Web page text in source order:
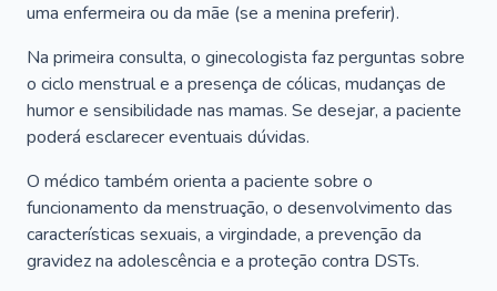
uma enfermeira ou da mãe (se a menina preferir).
Na primeira consulta, o ginecologista faz perguntas sobre
o ciclo menstrual e a presença de cólicas, mudanças de
humor e sensibilidade nas mamas. Se desejar, a paciente
poderá esclarecer eventuais dúvidas.
O médico também orienta a paciente sobre o
funcionamento da menstruação, o desenvolvimento das
características sexuais, a virgindade, a prevenção da
gravidez na adolescência e a proteção contra DSTs.